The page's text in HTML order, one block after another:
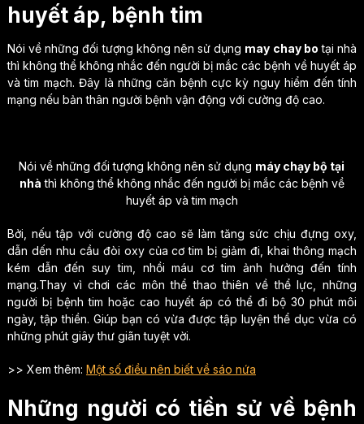
huyết áp, bệnh tim
Nói về những đối tượng không nên sử dụng may chay bo tại nhà
thì không thể không nhắc đến người bị mắc các bệnh về huyết áp
và tim mạch. Đây là những căn bệnh cực kỳ nguy hiểm đến tính
mạng nếu bản thân người bệnh vận động với cường độ cao.
Nói về những đối tượng không nên sử dụng máy chạy bộ tại
nhà thì không thể không nhắc đến người bị mắc các bệnh về
huyết áp và tim mạch
Bởi, nếu tập với cường độ cao sẽ làm tăng sức chịu đựng oxy,
dẫn dến nhu cầu đòi oxy của cơ tim bị giảm đi, khai thông mạch
kém dẫn đến suy tim, nhồi máu cơ tim ảnh hưởng đến tính
mạng.Thay vì chơi các môn thể thao thiên về thể lực, những
người bị bệnh tim hoặc cao huyết áp có thể đi bộ 30 phút môi
ngày, tập thiền. Giúp bạn có vừa được tập luyện thể dục vừa có
những phút giây thư giãn tuyệt vời.
>> Xem thêm: Một số điều nên biết về sáo nứa
Những người có tiền sử về bệnh